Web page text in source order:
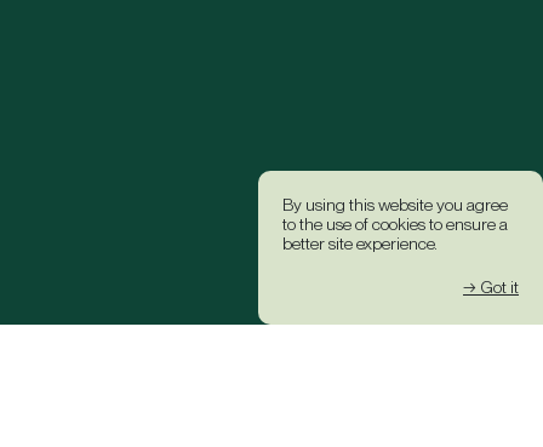
By using this website you agree
to the use of cookies to ensure a
better site experience.
→ Got it